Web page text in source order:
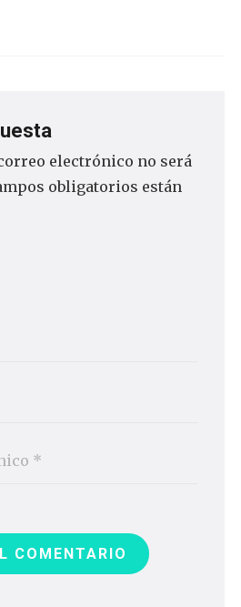
electrónico no será
obligatorios están
COMENTARIO